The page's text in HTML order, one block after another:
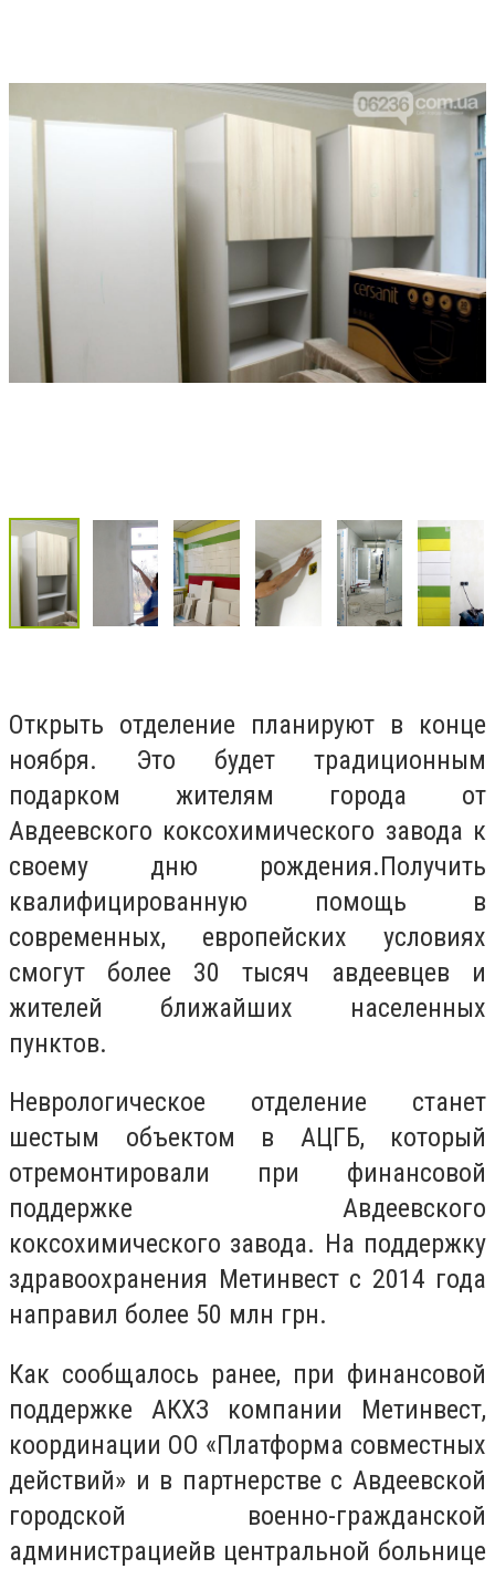
Открыть отделение планируют в конце
ноября. Это будет традиционным
подарком жителям города от
Авдеевского коксохимического завода к
своему дню рождения.Получить
квалифицированную помощь в
современных, европейских условиях
смогут более 30 тысяч авдеевцев и
жителей ближайших населенных
пунктов.
Неврологическое отделение станет
шестым объектом в АЦГБ, который
отремонтировали при финансовой
поддержке Авдеевского
коксохимического завода. На поддержку
здравоохранения Метинвест с 2014 года
направил более 50 млн грн.
Как сообщалось ранее, при финансовой
поддержке АКХЗ компании Метинвест,
координации ОО «Платформа совместных
действий» и в партнерстве с Авдеевской
городской военно-гражданской
администрациейв центральной больнице